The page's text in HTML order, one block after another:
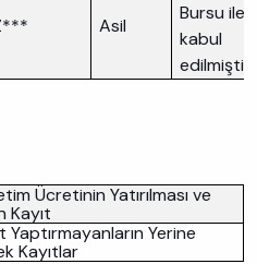
Asil
Bursu ile
kabul
edilmiştir
Ücretinin Yatırılması ve
Kayıt
Yaptırmayanların Yerine
Kayıtlar